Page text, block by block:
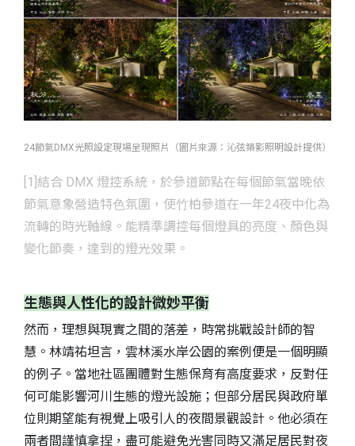
24節氣DMX光照設定現場呈現照片（圖片來源：沁弦築影照明設計提供）
[1]結合 DMX 燈控系統，於參道節點在每個節氣當晚依
節氣意象營造特⾊氛圍，使⽵柏參道在⼀年24夜中化為
流轉的時光軸線。能精準調控每個燈具的亮度、顏色與
變化節奏，達到的燈光效果。
生態與人性化的設計微妙平衡
然而，理想與現實之間的落差，時常挑戰設計師的智
慧。林靖祐坦言，雲林溪水岸公園的案例便是一個明顯
的例子。當地社區團體對生態保育有高度要求，反對任
何可能影響河川生態的燈光設施；但部分居民與政府單
位則期望能有視覺上吸引人的夜間景觀設計。他必須在
兩者間謹慎拿捏，盡可能避免光害同時又滿足居民對夜